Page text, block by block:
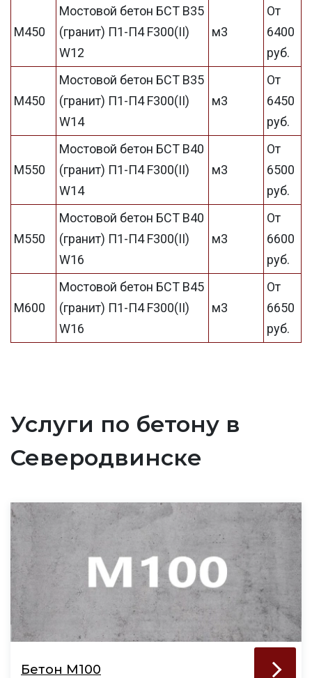
М450
Мостовой бетон БСТ В35
(гранит) П1-П4 F300(II)
W12
м3
От
6400
руб.
М450
Мостовой бетон БСТ В35
(гранит) П1-П4 F300(II)
W14
м3
От
6450
руб.
М550
Мостовой бетон БСТ В40
(гранит) П1-П4 F300(II)
W14
м3
От
6500
руб.
М550
Мостовой бетон БСТ В40
(гранит) П1-П4 F300(II)
W16
м3
От
6600
руб.
М600
Мостовой бетон БСТ В45
(гранит) П1-П4 F300(II)
W16
м3
От
6650
руб.
Услуги по бетону в
Северодвинске
Бетон М100